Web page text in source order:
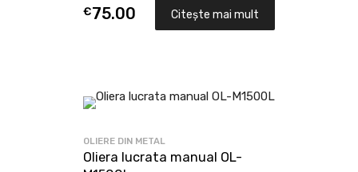
€75.00 Citește mai mult
OLIERE DIN METAL
Oliera lucrata manual OL-